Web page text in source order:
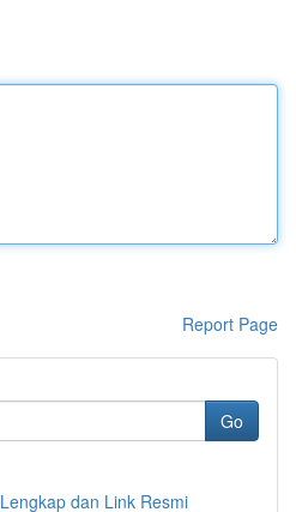
Report Page
Go
dan Link Resmi